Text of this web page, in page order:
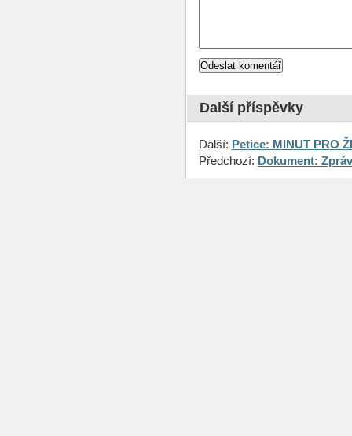
Další příspěvky
Další: Petice: MINUT PRO
Předchozí: Dokument: